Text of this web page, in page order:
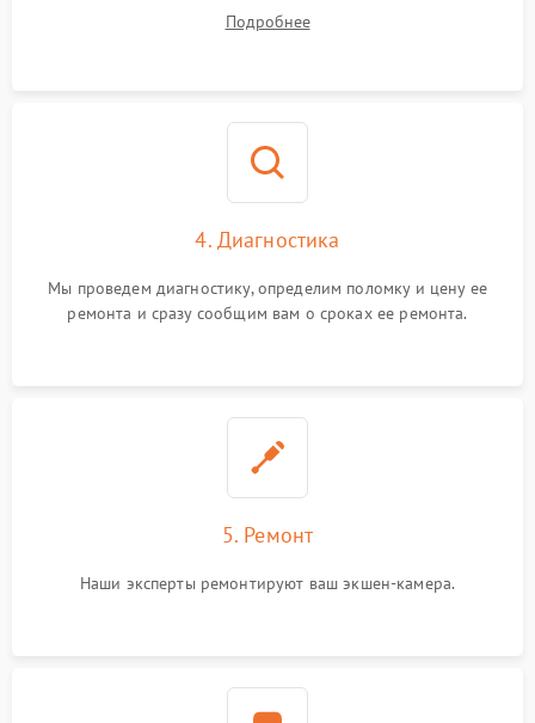
Подробнее
4. Диагностика
Мы проведем диагностику, определим поломку и цену ее
ремонта и сразу сообщим вам о сроках ее ремонта.
5. Ремонт
Наши эксперты ремонтируют ваш экшен-камера.